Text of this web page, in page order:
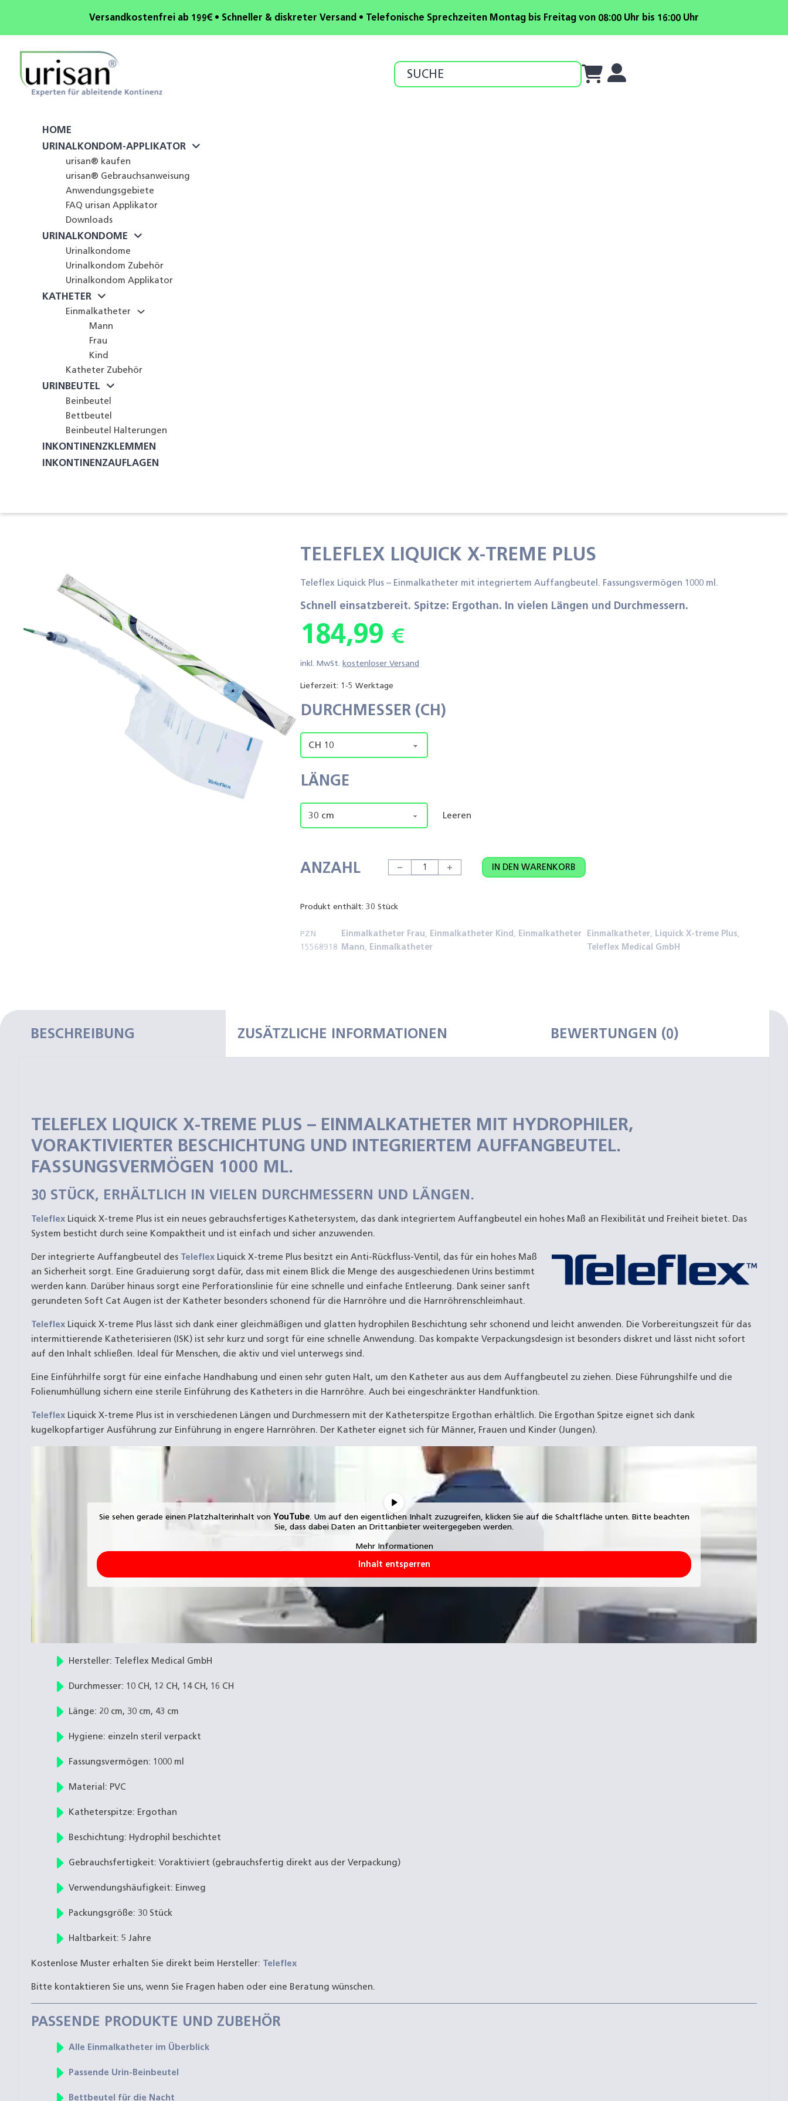
Versandkostenfrei ab 199€ • Schneller & diskreter Versand • Telefonische Sprechzeiten Montag bis Freitag von 08:00 Uhr bis 16:00 Uhr
Search
HOME
URINALKONDOM-APPLIKATOR
urisan® kaufen
urisan® Gebrauchsanweisung
Anwendungsgebiete
FAQ urisan Applikator
Downloads
URINALKONDOME
Urinalkondome
Urinalkondom Zubehör
Urinalkondom Applikator
KATHETER
Einmalkatheter
Mann
Frau
Kind
Katheter Zubehör
URINBEUTEL
Beinbeutel
Bettbeutel
Beinbeutel Halterungen
INKONTINENZKLEMMEN
INKONTINENZAUFLAGEN
TELEFLEX LIQUICK X-TREME PLUS
Teleflex Liquick Plus – Einmalkatheter mit integriertem Auffangbeutel. Fassungsvermögen 1000 ml.
Schnell einsatzbereit. Spitze: Ergothan. In vielen Längen und Durchmessern.
184,99 €
inkl. MwSt. kostenloser Versand
Lieferzeit: 1-5 Werktage
DURCHMESSER (CH)
LÄNGE
Leeren
ANZAHL Teleflex Liquick X-treme Plus Menge
IN DEN WARENKORB
Produkt enthält: 30 Stück
PZN
15568918
Einmalkatheter Frau, Einmalkatheter Kind , Einmalkatheter
Mann, Einmalkatheter
Einmalkatheter, Liquick X-treme Plus,
Teleflex Medical GmbH
BESCHREIBUNG ZUSÄTZLICHE INFORMATIONEN BEWERTUNGEN (0)
TELEFLEX LIQUICK X-TREME PLUS – EINMALKATHETER MIT HYDROPHILER,
VORAKTIVIERTER BESCHICHTUNG UND INTEGRIERTEM AUFFANGBEUTEL.
FASSUNGSVERMÖGEN 1000 ML.
30 STÜCK, ERHÄLTLICH IN VIELEN DURCHMESSERN UND LÄNGEN.
Teleflex Liquick X-treme Plus ist ein neues gebrauchsfertiges Kathetersystem, das dank integriertem Auffangbeutel ein hohes Maß an Flexibilität und Freiheit bietet. Das
System besticht durch seine Kompaktheit und ist einfach und sicher anzuwenden.
Der integrierte Auffangbeutel des Teleflex Liquick X-treme Plus besitzt ein Anti-Rückfluss-Ventil, das für ein hohes Maß
an Sicherheit sorgt. Eine Graduierung sorgt dafür, dass mit einem Blick die Menge des ausgeschiedenen Urins bestimmt
werden kann. Darüber hinaus sorgt eine Perforationslinie für eine schnelle und einfache Entleerung. Dank seiner sanft
gerundeten Soft Cat Augen ist der Katheter besonders schonend für die Harnröhre und die Harnröhrenschleimhaut.
Teleflex Liquick X-treme Plus lässt sich dank einer gleichmäßigen und glatten hydrophilen Beschichtung sehr schonend und leicht anwenden. Die Vorbereitungszeit für das
intermittierende Katheterisieren (ISK) ist sehr kurz und sorgt für eine schnelle Anwendung. Das kompakte Verpackungsdesign ist besonders diskret und lässt nicht sofort
auf den Inhalt schließen. Ideal für Menschen, die aktiv und viel unterwegs sind.
Eine Einführhilfe sorgt für eine einfache Handhabung und einen sehr guten Halt, um den Katheter aus aus dem Auffangbeutel zu ziehen. Diese Führungshilfe und die
Folienumhüllung sichern eine sterile Einführung des Katheters in die Harnröhre. Auch bei eingeschränkter Handfunktion.
Teleflex Liquick X-treme Plus ist in verschiedenen Längen und Durchmessern mit der Katheterspitze Ergothan erhältlich. Die Ergothan Spitze eignet sich dank
kugelkopfartiger Ausführung zur Einführung in engere Harnröhren. Der Katheter eignet sich für Männer, Frauen und Kinder (Jungen).
Sie sehen gerade einen Platzhalterinhalt von YouTube. Um auf den eigentlichen Inhalt zuzugreifen, klicken Sie auf die Schaltfläche unten. Bitte beachten
Sie, dass dabei Daten an Drittanbieter weitergegeben werden.
Mehr Informationen
Inhalt entsperren
Hersteller: Teleflex Medical GmbH
Durchmesser: 10 CH, 12 CH, 14 CH, 16 CH
Länge: 20 cm, 30 cm, 43 cm
Hygiene: einzeln steril verpackt
Fassungsvermögen: 1000 ml
Material: PVC
Katheterspitze: Ergothan
Beschichtung: Hydrophil beschichtet
Gebrauchsfertigkeit: Voraktiviert (gebrauchsfertig direkt aus der Verpackung)
Verwendungshäufigkeit: Einweg
Packungsgröße: 30 Stück
Haltbarkeit: 5 Jahre
Kostenlose Muster erhalten Sie direkt beim Hersteller: Teleflex
Bitte kontaktieren Sie uns, wenn Sie Fragen haben oder eine Beratung wünschen.
PASSENDE PRODUKTE UND ZUBEHÖR
Alle Einmalkatheter im Überblick
Passende Urin-Beinbeutel
Bettbeutel für die Nacht